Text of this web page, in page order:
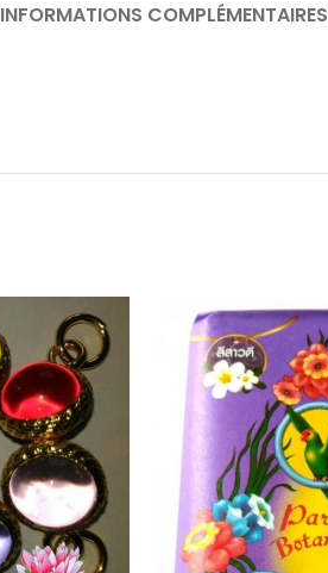
INFORMATIONS COMPLÉMENTAIRES